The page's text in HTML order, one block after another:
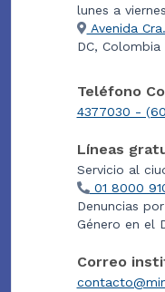
lunes a
Avenida
DC, Colombia
Teléfono
4377030 -
Líneas
Servicio al
01 8000
Denuncias
Género en el
Correo